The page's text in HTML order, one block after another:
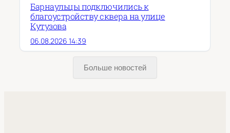
Барнаульцы подключились к
благоустройству сквера на улице
Кутузова
06.08.2026 14:39
Больше новостей